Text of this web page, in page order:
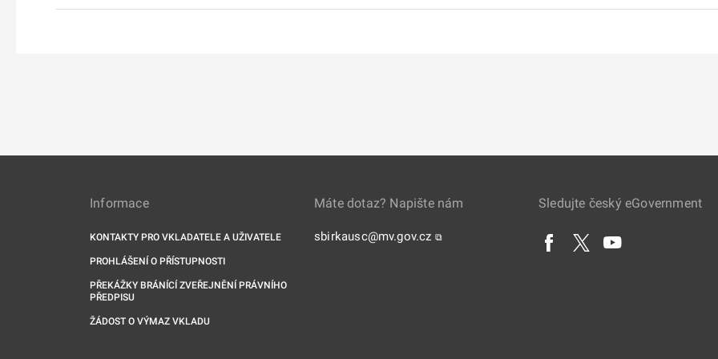
Informace
KONTAKTY PRO VKLADATELE A UŽIVATELE
PROHLÁŠENÍ O PŘÍSTUPNOSTI
PŘEKÁŽKY BRÁNÍCÍ ZVEŘEJNĚNÍ PRÁVNÍHO
PŘEDPISU
ŽÁDOST O VÝMAZ VKLADU
Máte dotaz? Napište nám
sbirkausc@mv.gov.cz ⧉
Sledujte český eGovernment